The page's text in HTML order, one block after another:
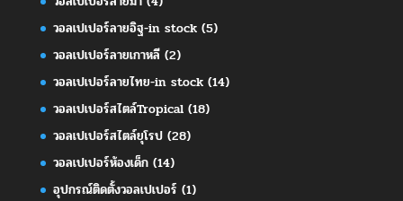
วอลเปเปอร์ลายอิฐ-in stock(5)
วอลเปเปอร์ลายเกาหลี(2)
วอลเปเปอร์ลายไทย-in stock(14)
วอลเปเปอร์สไตล์Tropical(18)
วอลเปเปอร์สไตล์ยุโรป(28)
วอลเปเปอร์ห้องเด็ก(14)
อุปกรณ์ติดตั้งวอลเปเปอร์ (1)